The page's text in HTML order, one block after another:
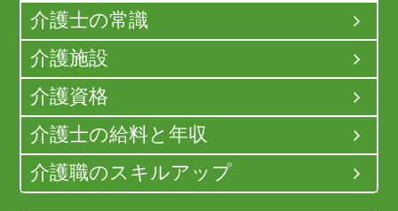
介護士の常識
介護施設
介護資格
介護士の給料と年収
介護職のスキルアップ